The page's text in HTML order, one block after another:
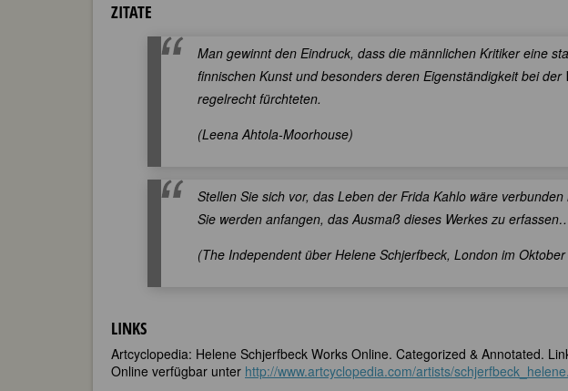
ZITATE
Man gewinnt den Eindruck, dass die männlichen Kritiker eine
finnischen Kunst und besonders deren Eigenständigkeit bei
regelrecht fürchteten.
(Leena Ahtola-Moorhouse)
Stellen Sie sich vor, das Leben der Frida Kahlo wäre
Sie werden anfangen, das Ausmaß dieses Werkes zu
(The Independent über Helene Schjerfbeck, London im
LINKS
Artcyclopedia: Helene Schjerfbeck Works Online. Categorized & Annotated.
Online verfügbar unter http://www.artcyclopedia.com/artists/